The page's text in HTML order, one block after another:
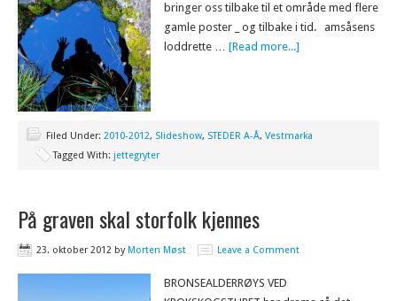
bringer oss tilbake til et område med flere
gamle poster _ og tilbake i tid. amsåsens
loddrette … [Read more...]
Filed Under: 2010-2012, Slideshow, STEDER A-Å, Vestmarka
Tagged With: jettegryter
På graven skal storfolk kjennes
23. oktober 2012 byMorten Møst Leave a Comment
BRONSEALDERRØYS VED